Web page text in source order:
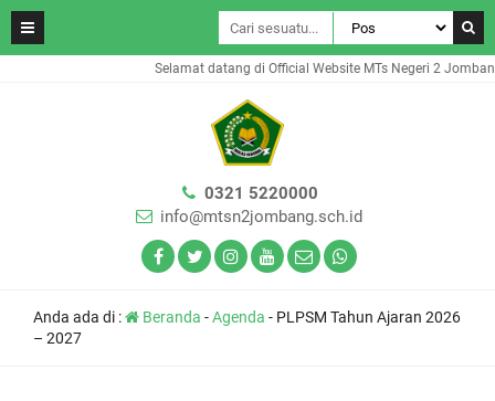
Selamat datang di Official Website MTs Negeri 2 Jombang
0321 5220000
info@mtsn2jombang.sch.id
Anda ada di : Beranda -Agenda - PLPSM Tahun Ajaran 2026
– 2027